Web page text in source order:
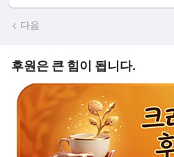
다음
후원은 큰 힘이 됩니다.